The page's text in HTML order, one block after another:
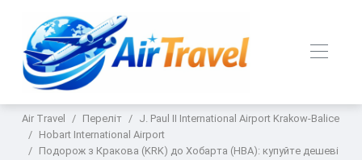
Air Travel Переліт
J. Paul II International Airport Krakow-Balice
Hobart International Airport
Подорож з Кракова (KRK) до Хобарта (HBA): купуйте дешеві